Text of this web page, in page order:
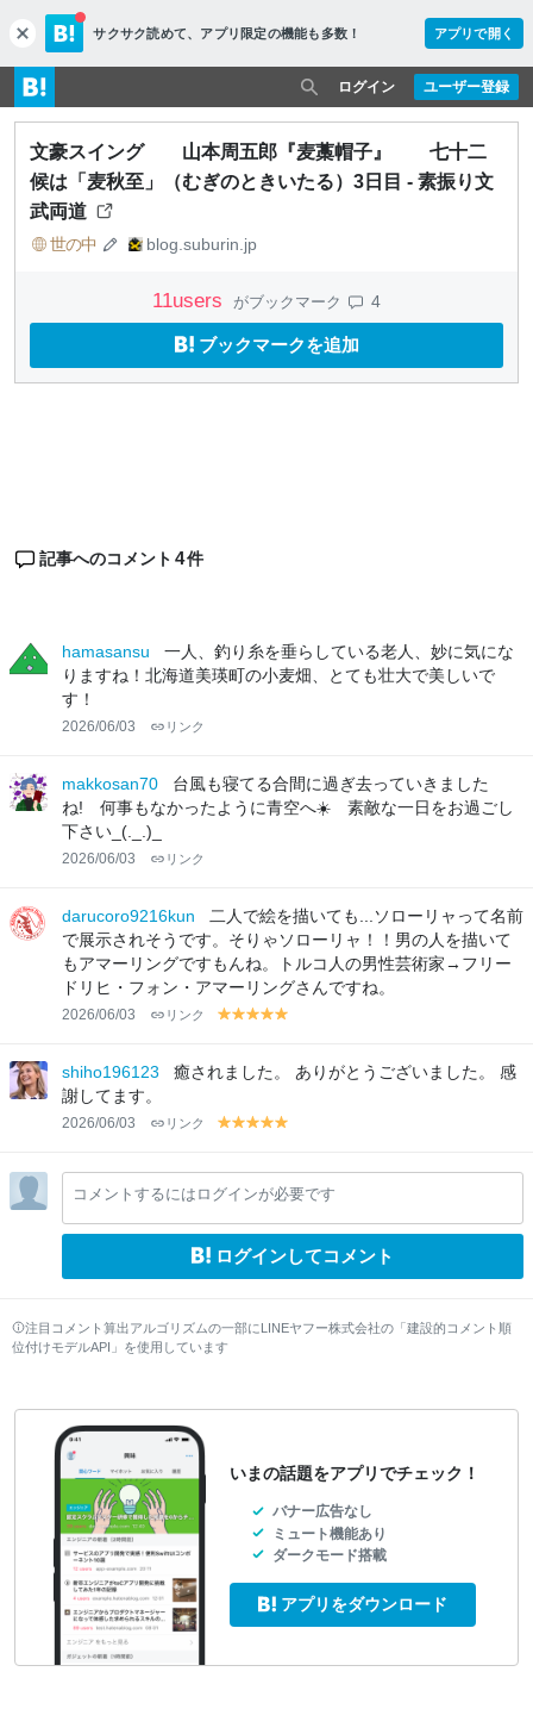
c
l
o
s
e
サクサク読めて、 アプリ限定の機能も多数！ アプリで開く
ユーザー登録
ログイン
文豪スイング 山本周五郎『麦藁帽子』 七十二
候は「麦秋至」（むぎのときいたる）3日目 - 素振り文
武両道
世の中 blog.suburin.jp
11users がブックマーク 4
ブックマークを追加
記事へのコメント 4件
hamasansu
一人、釣り糸を垂らしている老人、妙に気にな
りますね！北海道美瑛町の小麦畑、とても壮大で美しいで
す！
2026/06/03 リンク
makkosan70
台風も寝てる合間に過ぎ去っていきました
ね! 何事もなかったように青空へ☀️ 素敵な一日をお過ごし
下さい_(._.)_
2026/06/03 リンク
darucoro9216kun
二人で絵を描いても...ソローリャって名前
で展示されそうです。そりゃソローリャ！！男の人を描いて
もアマーリングですもんね。トルコ人の男性芸術家→フリー
ドリヒ・フォン・アマーリングさんですね。
2026/06/03 リンク
y
lo
y
lo
y
lo
y
lo
shiho196123
癒されました。 ありがとうございました。 感
謝してます。
2026/06/03 リンク
y
lo
w
y
lo
w
y
lo
w
y
lo
w
lo
w
コメントするにはログインが必要です
ログインしてコメント
注目コメント算出アルゴリズムの一部にLINEヤフー株式会社の「建設的コメント順
位付けモデルAPI」を使用しています
いまの話題をアプリでチェック！
バナー広告なし
ミュート機能あり
ダークモード搭載
アプリをダウンロード